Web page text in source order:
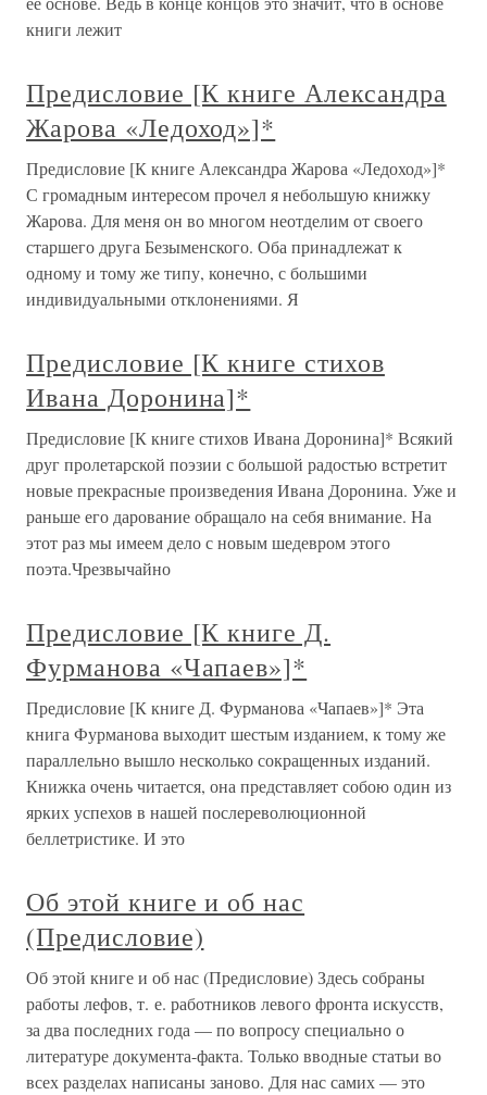
книги лежит
Предисловие [К книге Александра
Жарова «Ледоход»]*
Предисловие [К книге Александра Жарова «Ледоход»]*
С громадным интересом прочел я небольшую книжку
Жарова. Для меня он во многом неотделим от своего
старшего друга Безыменского. Оба принадлежат к
одному и тому же типу, конечно, с большими
индивидуальными отклонениями. Я
Предисловие [К книге стихов
Ивана Доронина]*
Предисловие [К книге стихов Ивана Доронина]* Всякий
друг пролетарской поэзии с большой радостью встретит
новые прекрасные произведения Ивана Доронина. Уже и
раньше его дарование обращало на себя внимание. На
этот раз мы имеем дело с новым шедевром этого
поэта.Чрезвычайно
Предисловие [К книге Д.
Фурманова «Чапаев»]*
Предисловие [К книге Д. Фурманова «Чапаев»]* Эта
книга Фурманова выходит шестым изданием, к тому же
параллельно вышло несколько сокращенных изданий.
Книжка очень читается, она представляет собою один из
ярких успехов в нашей послереволюционной
беллетристике. И это
Об этой книге и об нас
(Предисловие)
Об этой книге и об нас (Предисловие) Здесь собраны
работы лефов, т. е. работников левого фронта искусств,
за два последних года — по вопросу специально о
литературе документа-факта. Только вводные статьи во
всех разделах написаны заново. Для нас самих — это